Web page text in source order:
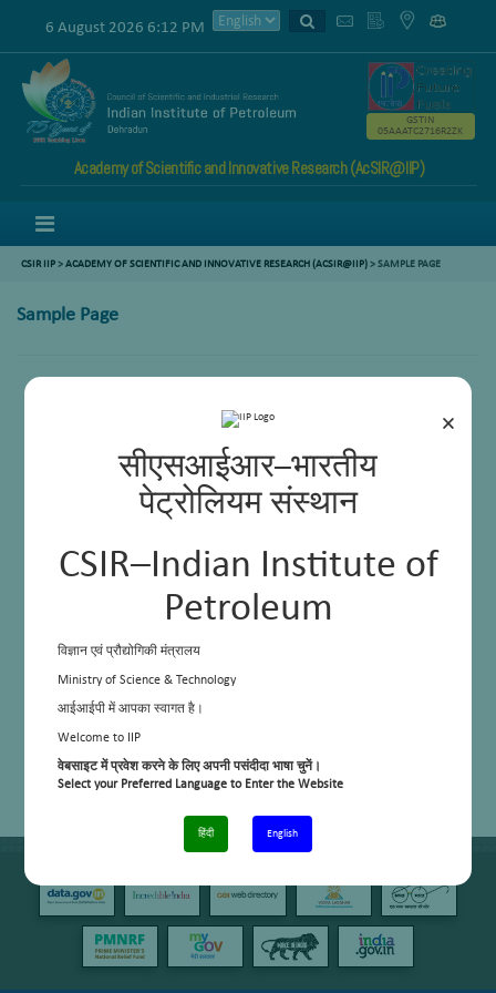
×
सीएसआईआर–भारतीय
पेट्रोलियम संस्थान
CSIR–Indian Institute of
Petroleum
विज्ञान एवं प्रौद्योगिकी मंत्रालय
Ministry of Science & Technology
आईआईपी में आपका स्वागत है।
Welcome to IIP
वेबसाइट में प्रवेश करने के लिए अपनी पसंदीदा भाषा चुनें।
Select your Preferred Language to Enter the Website
हिंदी English
6 August 2026 6:12 PM
Academy of Scientific and Innovative Research (AcSIR@IIP)
GSTIN
05AAATC2716R2ZK
CSIR IIP>ACADEMY OF SCIENTIFIC AND INNOVATIVE RESEARCH (ACSIR@IIP)> SAMPLE PAGE
Sample Page